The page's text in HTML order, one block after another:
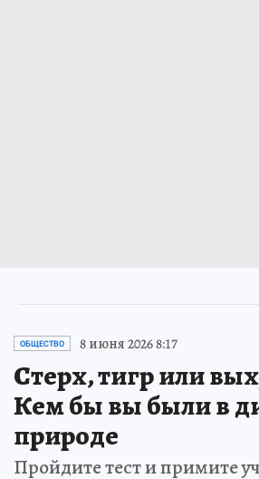
ОБЩЕСТВО 8 июня 2026 8:17
Стерх, тигр или
Кем бы вы были в
природе
Пройдите тест и примите